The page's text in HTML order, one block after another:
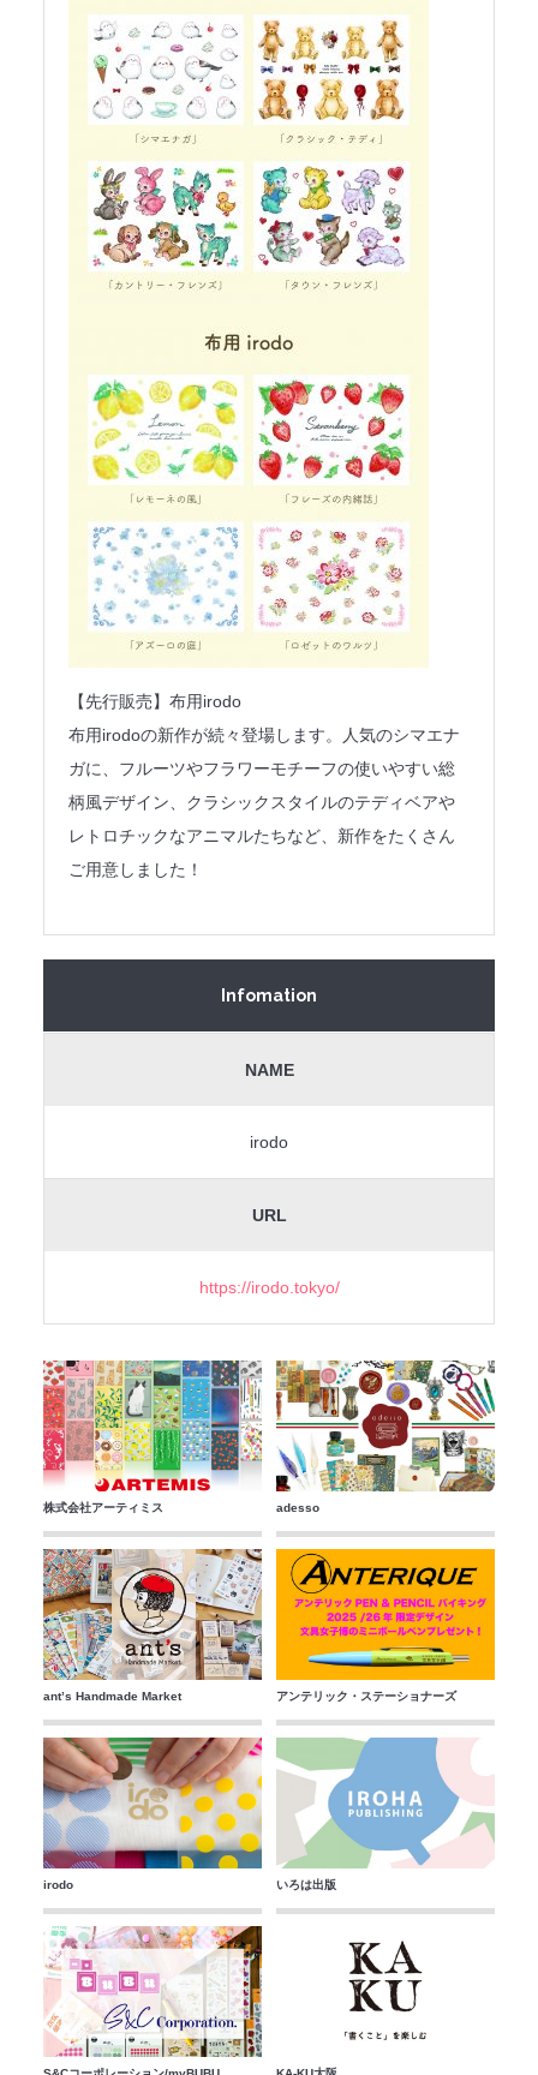
【先行販売】布用irodo
布用irodoの新作が続々登場します。人気のシマエナ
ガに、フルーツやフラワーモチーフの使いやすい総
柄風デザイン、クラシックスタイルのテディベアや
レトロチックなアニマルたちなど、新作をたくさん
ご用意しました！
Infomation
NAME
irodo
URL
https://irodo.tokyo/
株式会社アーティミス adesso
ant’s Handmade Market アンテリック・ステーショナーズ
irodo いろは出版